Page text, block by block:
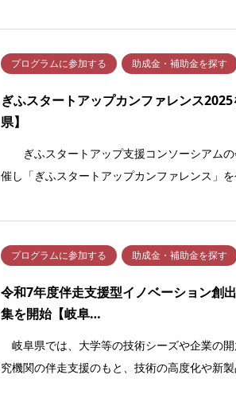
プログラムに参加する 助成金・補助金を探す
ぎふスタートアップカンファレンス
県】
ぎふスタートアップ支援コンソーシアムの
催し「ぎふスタートアップカンファレンス」
プログラムに参加する 助成金・補助金を探す
令和7年度伴走支援型イノベーション創
集を開始【岐阜…
岐阜県では、大学等の技術シーズや企業の
究機関の伴走支援のもと、技術の高度化や新